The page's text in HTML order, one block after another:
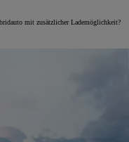
mit zusätzlicher Lademöglichkeit?